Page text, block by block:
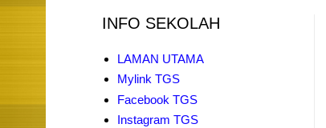
INFO SEKOLAH
LAMAN UTAMA
Mylink TGS
Facebook TGS
Instagram TGS